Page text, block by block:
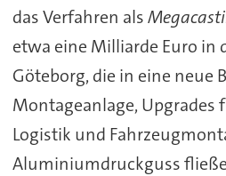
das Verfahren als
etwa eine Milliarde Euro in
Göteborg, die in eine neue
Montageanlage, Upgrades
Logistik und
Aluminiumdruckguss